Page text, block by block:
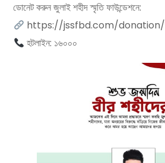
ডোনেট করুন জুলাই শহীদ স্মৃতি ফাউন্ডেশনে:
https://jssfbd.com/donation/
হটলাইন: ১৬০০০